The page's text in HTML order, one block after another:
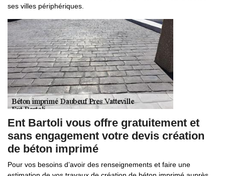
ses villes périphériques.
Ent Bartoli vous offre gratuitement et
sans engagement votre devis création
de béton imprimé
Pour vos besoins d’avoir des renseignements et faire une